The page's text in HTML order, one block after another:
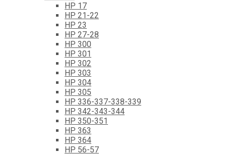
HP 17
HP 21-22
HP 23
HP 27-28
HP 300
HP 301
HP 302
HP 303
HP 304
HP 305
HP 336-337-338-339
HP 342-343-344
HP 350-351
HP 363
HP 364
HP 56-57